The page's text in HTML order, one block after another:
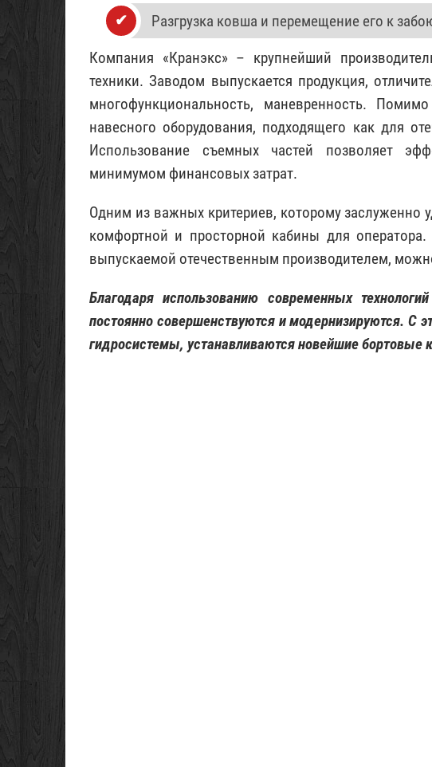
Разгрузка ковша и перемещение его к
Компания «Кранэкс» – крупнейший
техники. Заводом выпускается продукция,
многофункциональность, маневренность.
навесного оборудования, подходящего как для
Использование съемных частей позволяет
минимумом финансовых затрат.
Одним из важных критериев, которому заслуженно
комфортной и просторной кабины для
выпускаемой отечественным производителем,
Благодаря использованию современных
постоянно совершенствуются и модернизируются. С
гидросистемы, устанавливаются новейшие бортовые